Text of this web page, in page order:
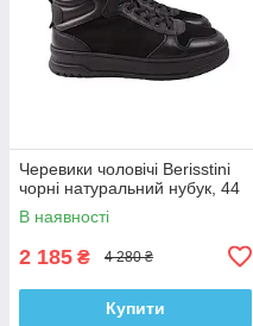
Черевики чоловічі Berisstini
чорні натуральний нубук, 44
В наявності
2 185 ₴ 4 280 ₴
Купити